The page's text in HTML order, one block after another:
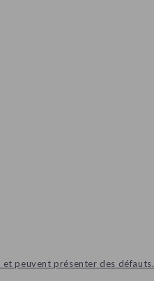
peuvent présenter des défauts.